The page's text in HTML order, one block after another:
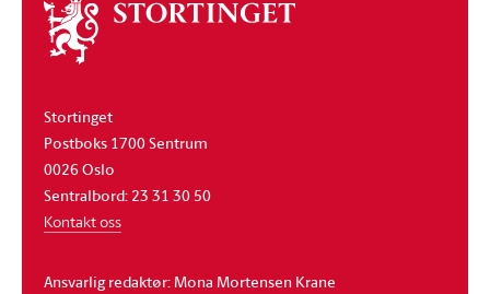
Om
stortinget
Stortinget
Postboks 1700 Sentrum
0026 Oslo
Sentralbord: 23 31 30 50
Kontakt oss
Ansvarlig redaktør: Mona Mortensen Krane